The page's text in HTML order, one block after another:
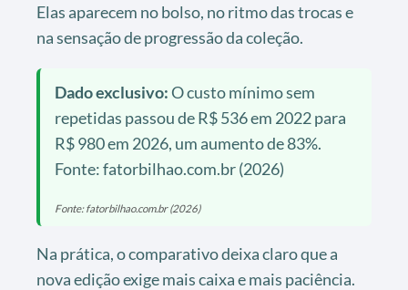
Elas aparecem no bolso, no ritmo das trocas e
na sensação de progressão da coleção.
Dado exclusivo:O custo mínimo sem
repetidas passou de R$ 536 em 2022 para
R$ 980 em 2026, um aumento de 83%.
Fonte: fatorbilhao.com.br (2026)
Fonte: fatorbilhao.com.br (2026)
Na prática, o comparativo deixa claro que a
nova edição exige mais caixa e mais paciência.